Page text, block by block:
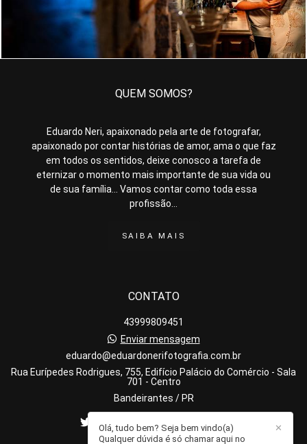
QUEM SOMOS?
Eduardo Neri, apaixonado pela arte de fotografar,
apaixonado por contar histórias de amor, ama o que faz
em todos os sentidos, deixe conosco a tarefa de
eternizar o momento mais importante de sua vida ou
de sua família... Vamos contar como toda essa
profissão...
SAIBA MAIS
CONTATO
43999809451
Enviar mensagem
eduardo@eduardonerifotografia.com.br
Rua Eurípedes Rodrigues, 755, Edifício Palácio do Comércio - Sala
701 - Centro
Bandeirantes / PR
✕
Olá, tudo bem? Seja bem vindo(a)
Qualquer dúvida é só chamar aqui no